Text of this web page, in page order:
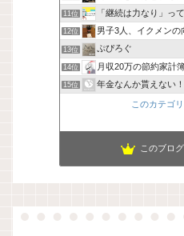
11位 「継続は力なり」っ
12位 男子3人、イクメンの
13位 ぷぴろぐ
14位 月収20万の節約家計
15位 年金なんか貰えない！？40代
このカテゴ
このブロ